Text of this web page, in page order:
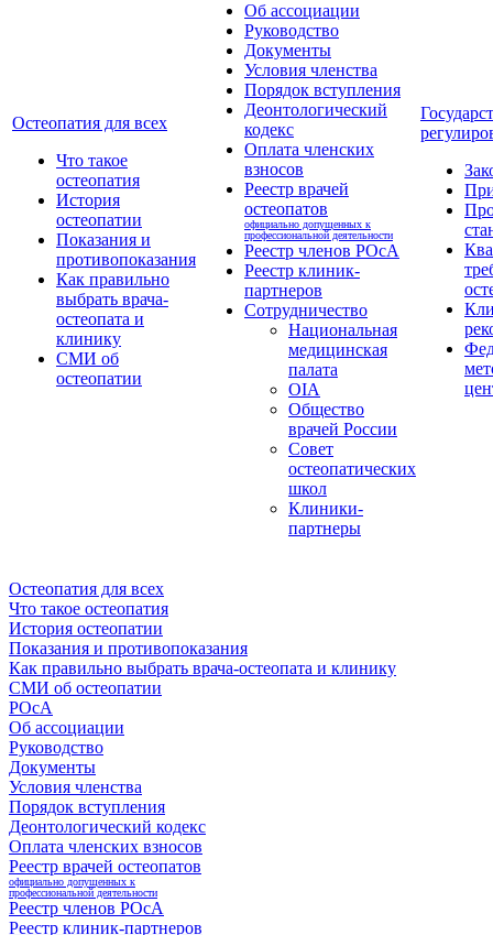
Остеопатия для всех
Что такое
остеопатия
История
остеопатии
Показания и
противопоказания
Как правильно
выбрать врача-
остеопата и
клинику
СМИ об
остеопатии
Об ассоциации
Руководство
Документы
Условия членства
Порядок вступления
Деонтологический
кодекс
Оплата членских
взносов
Реестр врачей
остеопатов
официально допущенных к
профессиональной деятельности
Реестр членов РОсА
Реестр клиник-
партнеров
Сотрудничество
Национальная
медицинская
палата
OIA
Общество
врачей России
Совет
остеопатических
школ
Клиники-
партнеры
Остеопатия для всех
Что такое остеопатия
История остеопатии
Показания и противопоказания
Как правильно выбрать врача-остеопата и клинику
СМИ об остеопатии
РОсА
Об ассоциации
Руководство
Документы
Условия членства
Порядок вступления
Деонтологический кодекс
Оплата членских взносов
Реестр врачей остеопатов
официально допущенных к
профессиональной деятельности
Реестр членов РОсА
Реестр клиник-партнеров